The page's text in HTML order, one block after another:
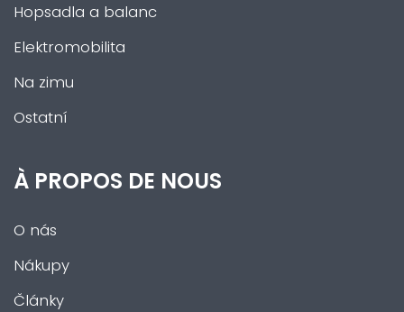
Hopsadla a balanc
Elektromobilita
Na zimu
Ostatní
À PROPOS DE NOUS
O nás
Nákupy
Články